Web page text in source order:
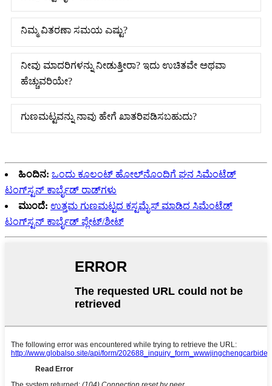
ನಿಮ್ಮ ವಿತರಣಾ ಸಮಯ ಎಷ್ಟು?
ನೀವು ಮಾದರಿಗಳನ್ನು ನೀಡುತ್ತೀರಾ? ಇದು ಉಚಿತವೇ ಅಥವಾ
ಹೆಚ್ಚುವರಿಯೇ?
ಗುಣಮಟ್ಟವನ್ನು ನಾವು ಹೇಗೆ ಖಾತರಿಪಡಿಸಬಹುದು?
ಹಿಂದಿನ: ಒಂದು ಕೂಲಂಟ್ ಹೋಲ್‌ನೊಂದಿಗೆ ಘನ ಸಿಮೆಂಟೆಡ್
ಟಂಗ್‌ಸ್ಟನ್ ಕಾರ್ಬೈಡ್ ರಾಡ್‌ಗಳು
ಮುಂದೆ: ಉತ್ತಮ ಗುಣಮಟ್ಟದ ಕಸ್ಟಮೈಸ್ ಮಾಡಿದ ಸಿಮೆಂಟೆಡ್
ಟಂಗ್‌ಸ್ಟನ್ ಕಾರ್ಬೈಡ್ ಪ್ಲೇಟ್/ಶೀಟ್